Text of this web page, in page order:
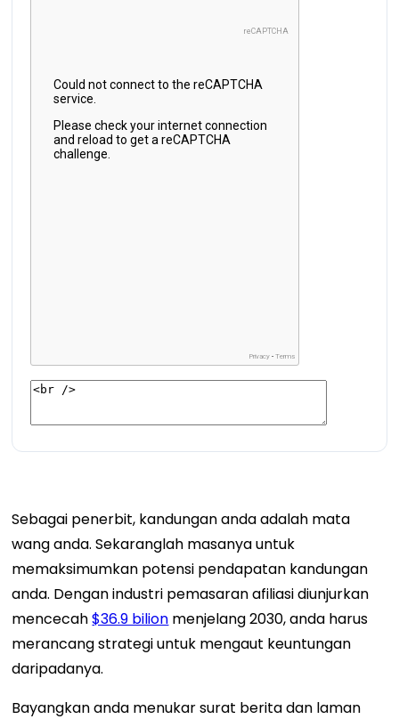
Sebagai penerbit, kandungan anda adalah mata
wang anda. Sekaranglah masanya untuk
memaksimumkan potensi pendapatan kandungan
anda. Dengan industri pemasaran afiliasi diunjurkan
mencecah$36.9 bilion menjelang 2030, anda harus
merancang strategi untuk mengaut keuntungan
daripadanya.
Bayangkan anda menukar surat berita dan laman